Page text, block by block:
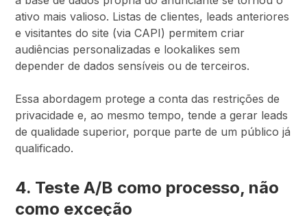
ativo mais valioso. Listas de clientes, leads anteriores
e visitantes do site (via CAPI) permitem criar
audiências personalizadas e lookalikes sem
depender de dados sensíveis ou de terceiros.
Essa abordagem protege a conta das restrições de
privacidade e, ao mesmo tempo, tende a gerar leads
de qualidade superior, porque parte de um público já
qualificado.
4. Teste A/B como processo, não
como exceção